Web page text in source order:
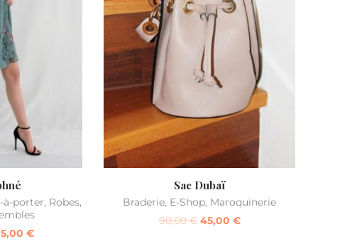
à-porter, Robes,
€
Sac Dubaï
Braderie, E-Shop, Maroquinerie
90,00€ 45,00 €